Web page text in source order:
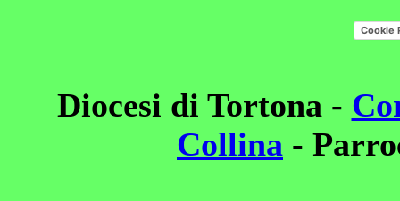
Cookie
Diocesi di Tortona -
Collina -